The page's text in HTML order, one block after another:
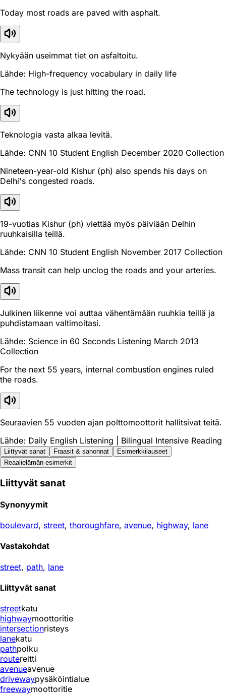
Today most roads are paved with asphalt.
Nykyään useimmat tiet on asfaltoitu.
Lähde: High-frequency vocabulary in daily life
The technology is just hitting the road.
Teknologia vasta alkaa levitä.
Lähde: CNN 10 Student English December 2020 Collection
Nineteen-year-old Kishur (ph) also spends his days on
Delhi's congested roads.
19-vuotias Kishur (ph) viettää myös päiviään Delhin
ruuhkaisilla teillä.
Lähde: CNN 10 Student English November 2017 Collection
Mass transit can help unclog the roads and your arteries.
Julkinen liikenne voi auttaa vähentämään ruuhkia teillä ja
puhdistamaan valtimoitasi.
Lähde: Science in 60 Seconds Listening March 2013
Collection
For the next 55 years, internal combustion engines ruled
the roads.
Seuraavien 55 vuoden ajan polttomoottorit hallitsivat teitä.
Lähde: Daily English Listening | Bilingual Intensive Reading
Liittyvät sanat Fraasit & sanonnat
Esimerkkilauseet
Reaali­elämän esimerkit
Liittyvät sanat
Synonyymit
boulevard, street, thoroughfare, avenue, highway, lane
Vastakohdat
street, path, lane
Liittyvät sanat
streetkatu
highwaymoottoritie
intersectionristeys
lanekatu
pathpolku
routereitti
avenueavenue
drivewaypysäköintialue
freewaymoottoritie